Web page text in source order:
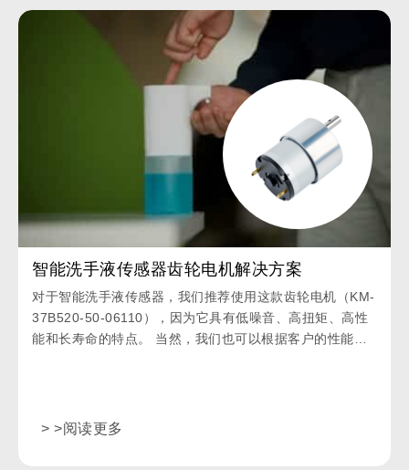
智能洗手液传感器齿轮电机解决方案
对于智能洗手液传感器，我们推荐使用这款齿轮电机（KM-
37B520-50-06110），因为它具有低噪音、高扭矩、高性
能和长寿命的特点。 当然，我们也可以根据客户的性能要
> >阅读更多